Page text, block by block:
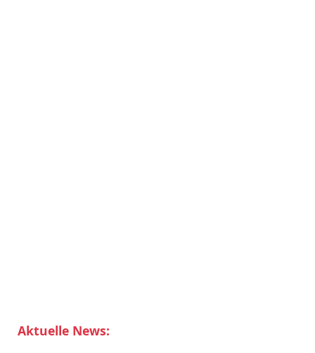
Aktuelle News: